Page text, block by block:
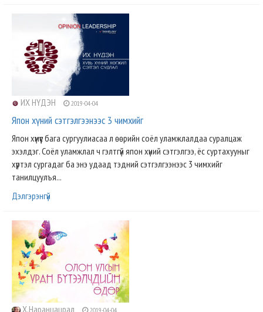
ИХ НҮДЭН 2019-04-04
Япон хүний сэтгэлгээнээс 3 чимхийг
Япон хүмүүс бага сургуулиасаа л өөрийн соёл уламжлалдаа суралцаж
эхэлдэг. Соёл уламжлал ч гэлтгүй япон хүний сэтгэлгээ, ёс суртахууныг
хүртэл сургадаг ба энэ удаад тэдний сэтгэлгээнээс 3 чимхийг
танилцуулъя...
Дэлгэрэнгүй
Х.Наранцацрал 2019-04-04